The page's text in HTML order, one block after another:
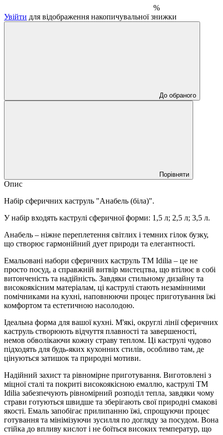
%
Увійти для відображення накопичувальної знижки
До обраного
Порівняти
Опис
Набір сферичних каструль "Анабель (біла)".
У набір входять каструлі сферичної форми: 1,5 л; 2,5 л; 3,5 л.
Анабель – ніжне переплетення світлих і темних гілок бузку,
що створює гармонійний дует природи та елегантності.
Емальовані набори сферичних каструль TM Idilia – це не
просто посуд, а справжній витвір мистецтва, що втілює в собі
витонченість та надійність. Завдяки стильному дизайну та
високоякісним матеріалам, ці каструлі стають незамінними
помічниками на кухні, наповнюючи процес приготування їжі
комфортом та естетичною насолодою.
Ідеальна форма для вашої кухні. М'які, округлі лінії сферичних
каструль створюють відчуття плавності та завершеності,
немов обволікаючи кожну страву теплом. Ці каструлі чудово
підходять для будь-яких кухонних стилів, особливо там, де
цінуються затишок та природні мотиви.
Надійний захист та рівномірне приготування. Виготовлені з
міцної сталі та покриті високоякісною емаллю, каструлі TM
Idilia забезпечують рівномірний розподіл тепла, завдяки чому
страви готуються швидше та зберігають свої природні смакові
якості. Емаль запобігає прилипанню їжі, спрощуючи процес
готування та мінімізуючи зусилля по догляду за посудом. Вона
стійка до впливу кислот і не боїться високих температур, що